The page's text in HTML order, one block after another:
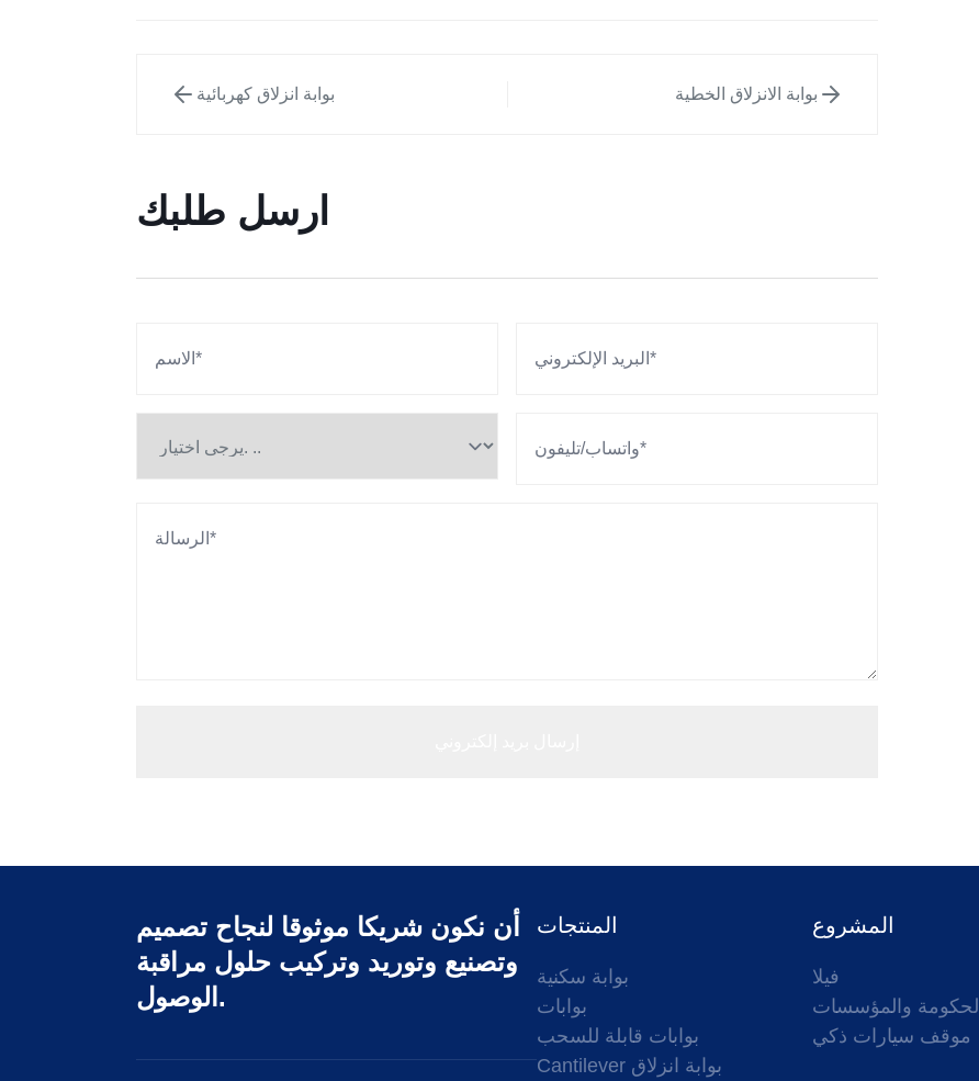
بوابة انزلاق كهربائية بوابة الانزلاق الخطية
ارسل طلبك
أن نكون شريكا موثوقا لنجاح تصميم
وتصنيع وتوريد وتركيب حلول مراقبة
الوصول.
المنتجات
بوابة سكنية
بوابات
بوابات قابلة للسحب
Cantilever بوابة انزلاق
المشروع
فيلا
الحكومة والمؤسسات
موقف سيارات ذكي